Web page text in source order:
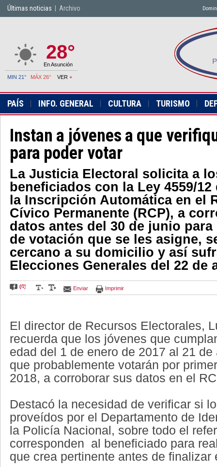
Últimas noticias Archivo
28°
En Asunción
MIN 21° MÁX 26° VER+
PAÍS INFO. GENERAL CULTURA TURISMO
Instan a jóvenes a que
para poder votar
La Justicia Electoral solicita a
beneficiados con la Ley 4559/
la Inscripción Automática en el
Cívico Permanente (RCP), a
datos antes del 30 de junio
de votación que se les asigne,
cercano a su domicilio y así
Elecciones Generales del 22 de
(0) Enviar Imprimir
La verificación se
puede realizar
ingresando al link
El director de Recursos Electorales,
recuerda que los jóvenes que
edad del 1 de enero de 2017 al 21
que probablemente votarán por
2018, a corroborar sus datos en el
Destacó la necesidad de verificar si
proveídos por el Departamento de
la Policía Nacional, sobre todo el
corresponden al beneficiado para
que crea pertinente antes de finalizar